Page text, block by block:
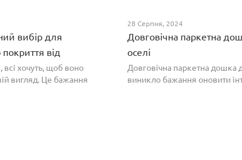
вибір для
покриття від
всі хочуть, щоб воно
вигляд. Це бажання
28 Серпня, 2024
Довговічна паркетна
оселі
Довговічна паркетна
виникло бажання оновити